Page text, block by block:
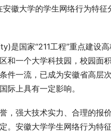
徽大学的学生网络行为特
是国家“211工程”重点建设
和一个大学科技园，校园
件一流，已成为安徽省高层
际上具有一定影响。
，强大技术实力、合理的报
。安徽大学学生网络行为特